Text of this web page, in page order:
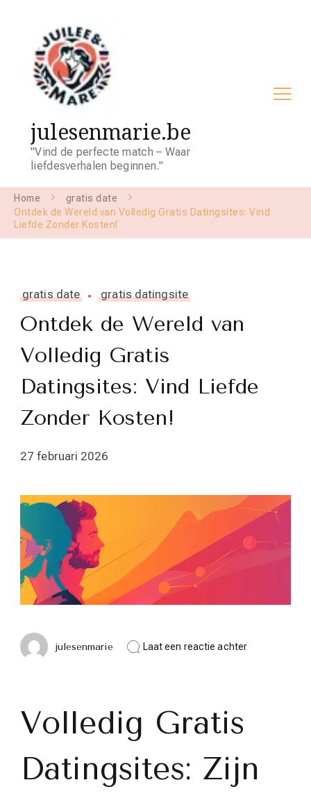
julesenmarie.be
"Vind de perfecte match – Waar
liefdesverhalen beginnen."
Home
gratis date
Ontdek de Wereld van Volledig Gratis Datingsites: Vind
Liefde Zonder Kosten!
gratis date gratis datingsite
Ontdek de Wereld van
Volledig Gratis
Datingsites: Vind Liefde
Zonder Kosten!
27 februari 2026
julesenmarie Laat een reactie achterop
Zonder
Volledig Gratis
Datingsites: Zijn